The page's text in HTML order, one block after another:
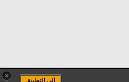
×
الى التطبيق